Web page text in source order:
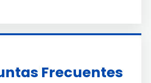
Frecuentes